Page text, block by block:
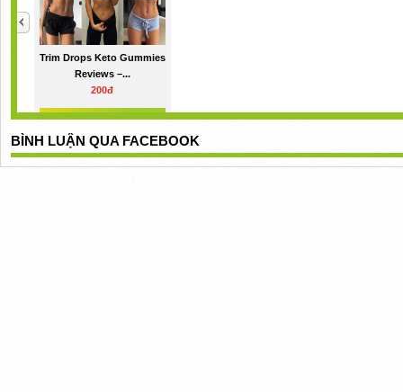
Trim Drops Keto Gummies
Reviews –...
200đ
BÌNH LUẬN QUA FACEBOOK